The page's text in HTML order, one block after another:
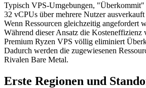
Typisch VPS-Umgebungen, "Überkommit"
32 vCPUs über mehrere Nutzer
Wenn Ressourcen gleichzeitig angefordert
Während dieser Ansatz die
Premium Ryzen VPS völlig eliminiert
Dadurch werden die zugewiesenen
Rivalen Bare Metal.
Erste Regionen und